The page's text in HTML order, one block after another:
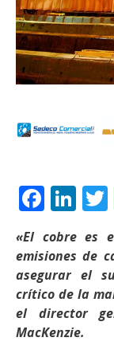
«El cobre es
emisiones de
asegurar el
crítico de la
el director
MacKenzie.